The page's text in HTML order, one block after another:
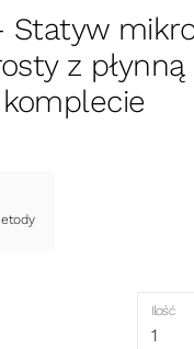
Statyw
z płynną
Ilość
1